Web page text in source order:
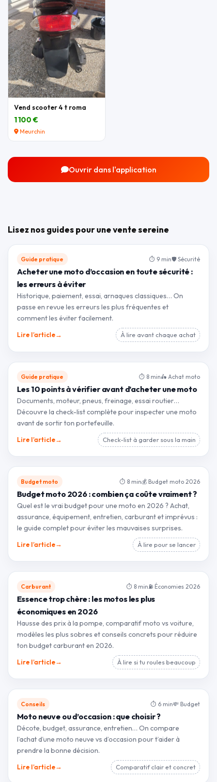
Vend scooter 4 t roma
1 100 €
Meurchin
Ouvrir dans l'application
Lisez nos guides pour une vente sereine
Guide pratique ⏱ 9 min🛡 Sécurité
Acheter une moto d’occasion en toute sécurité :
les erreurs à éviter
Historique, paiement, essai, arnaques classiques… On
passe en revue les erreurs les plus fréquentes et
comment les éviter facilement.
Lire l’article→ À lire avant chaque achat
Guide pratique ⏱ 8 min🛵 Achat moto
Les 10 points à vérifier avant d’acheter une moto
Documents, moteur, pneus, freinage, essai routier…
Découvre la check-list complète pour inspecter une moto
avant de sortir ton portefeuille.
Lire l’article→ Check-list à garder sous la main
Budget moto ⏱ 8 min💰 Budget moto 2026
Budget moto 2026 : combien ça coûte vraiment ?
Quel est le vrai budget pour une moto en 2026 ? Achat,
assurance, équipement, entretien, carburant et imprévus :
le guide complet pour éviter les mauvaises surprises.
Lire l’article→ À lire pour se lancer
Carburant ⏱ 8 min ⛽ Économies 2026
Essence trop chère : les motos les plus
économiques en 2026
Hausse des prix à la pompe, comparatif moto vs voiture,
modèles les plus sobres et conseils concrets pour réduire
ton budget carburant en 2026.
Lire l’article→ À lire si tu roules beaucoup
Conseils ⏱ 6 min💸 Budget
Moto neuve ou d’occasion : que choisir ?
Décote, budget, assurance, entretien… On compare
l’achat d’une moto neuve vs d’occasion pour t’aider à
prendre la bonne décision.
Lire l’article→ Comparatif clair et concret